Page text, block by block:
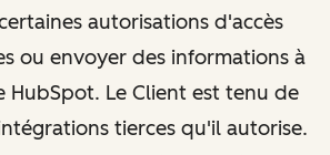
autorisations d'accès
ou envoyer des informations à
HubSpot. Le Client est tenu de
tierces qu'il autorise.